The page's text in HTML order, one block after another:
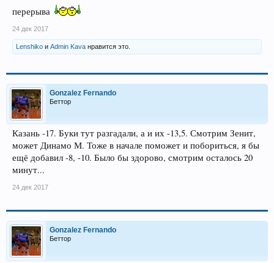
перерыва
24 дек 2017
Lenshiko и Admin Kava нравится это.
Gonzalez Fernando
Беттор
Казань -17. Буки тут разгадали, а и их -13,5. Смотрим Зенит,
может Динамо М. Тоже в начале поможет и побориться, я бы
ещё добавил -8, -10. Было бы здорово, смотрим осталось 20
минут...
24 дек 2017
Gonzalez Fernando
Беттор